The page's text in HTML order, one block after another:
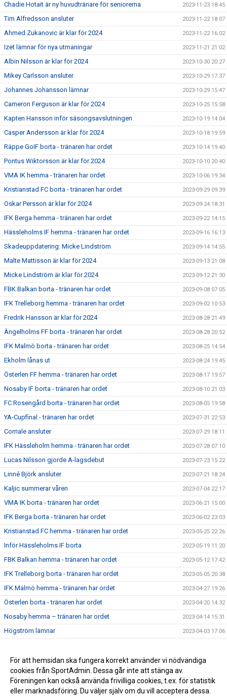
Chadie Hotait är ny huvudtränare för seniorerna 2023-11-23 18:45
Tim Alfredsson ansluter 2023-11-22 18:07
Ahmed Zukanovic är klar för 2024 2023-11-22 16:02
Izet lämnar för nya utmaningar 2023-11-21 21:02
Albin Nilsson är klar för 2024 2023-10-30 20:27
Mikey Carlsson ansluter 2023-10-29 17:37
Johannes Johansson lämnar 2023-10-29 15:47
Cameron Ferguson är klar för 2024 2023-10-25 15:58
Kapten Hansson inför säsongsavslutningen 2023-10-19 14:04
Casper Andersson är klar för 2024 2023-10-18 19:59
Räppe GoIF borta - tränaren har ordet 2023-10-14 19:40
Pontus Wiktorsson är klar för 2024 2023-10-10 20:40
VMA IK hemma - tränaren har ordet 2023-10-06 19:34
Kristianstad FC borta - tränaren har ordet 2023-09-29 09:39
Oskar Persson är klar för 2024 2023-09-24 18:31
IFK Berga hemma - tränaren har ordet 2023-09-22 14:15
Hässleholms IF hemma - tränaren har ordet 2023-09-16 16:13
Skadeuppdatering: Micke Lindström 2023-09-14 14:55
Malte Mattisson är klar för 2024 2023-09-13 21:08
Micke Lindström är klar för 2024 2023-09-12 21:30
FBK Balkan borta - tränaren har ordet 2023-09-08 07:05
IFK Trelleborg hemma - tränaren har ordet 2023-09-02 10:53
Fredrik Hansson är klar för 2024 2023-08-28 21:49
Ängelholms FF borta - tränaren har ordet 2023-08-28 20:52
IFK Malmö borta - tränaren har ordet 2023-08-25 14:54
Ekholm lånas ut 2023-08-24 19:45
Österlen FF hemma - tränaren har ordet 2023-08-17 19:57
Nosaby IF borta - tränaren har ordet 2023-08-10 21:03
FC Rosengård borta - tränaren har ordet 2023-08-05 19:58
YA-Cupfinal - tränaren har ordet 2023-07-31 22:53
Corriale ansluter 2023-07-29 18:11
IFK Hässleholm hemma - tränaren har ordet 2023-07-28 07:10
Lucas Nilsson gjorde A-lagsdebut 2023-07-23 15:22
Linné Björk ansluter 2023-07-21 18:24
Kaljic summerar våren 2023-07-04 22:17
VMA IK borta - tränaren har ordet 2023-06-21 15:00
IFK Berga borta - tränaren har ordet 2023-06-02 23:03
Kristianstad FC hemma - tränaren har ordet 2023-05-25 22:26
Inför Hässleholms IF borta 2023-05-19 11:20
FBK Balkan hemma - tränaren har ordet 2023-05-12 17:42
IFK Trelleborg borta - tränaren har ordet 2023-05-05 20:38
IFK Malmö hemma - tränaren har ordet 2023-04-27 19:26
Österlen borta - tränaren har ordet 2023-04-20 14:32
Nosaby hemma – tränaren har ordet 2023-04-14 15:31
Högström lämnar 2023-04-03 17:06
2021-09-13 20:58
2021-09-09 16:37
För att hemsidan ska fungera korrekt använder vi nödvändiga
cookies från SportAdmin. Dessa går inte att stänga av.
Föreningen kan också använda frivilliga cookies, t.ex. för statistik
eller marknadsföring. Du väljer själv om du vill acceptera dessa.